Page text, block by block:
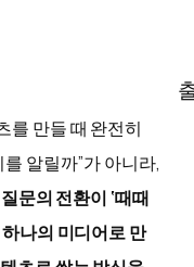
를 만들 때 완전히
알릴까”가 아니라,
문의 전환이 ‘때때
나의 미디어로 만